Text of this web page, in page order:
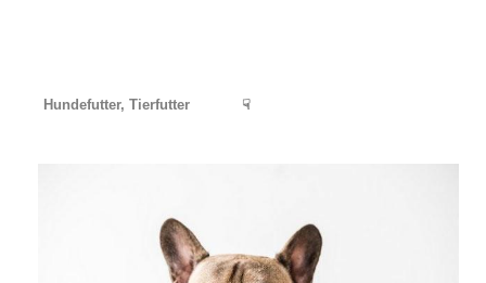
Hundefutter, Tierfutter ☟